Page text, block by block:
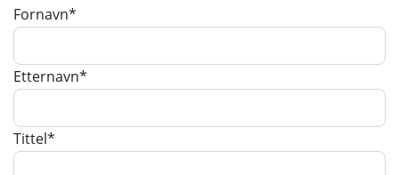
Fornavn*
Etternavn*
Tittel*